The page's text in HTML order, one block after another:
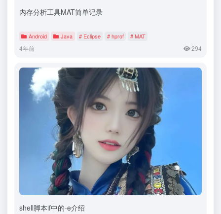
内存分析工具MAT简单记录
Android Java # Eclipse # hprof # MAT
4年前 294
shell脚本if中的-e介绍